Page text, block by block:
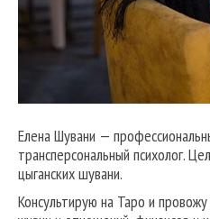
Елена Шувани —
трансперсональный психолог.
цыганских шувани.
Консультирую на Таро и